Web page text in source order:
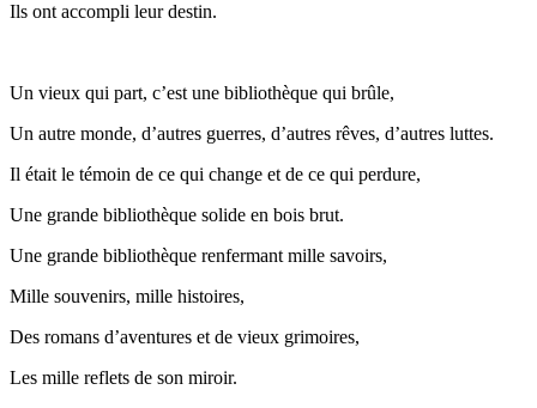
Ils ont accompli leur destin.
Un vieux qui part, c’est une bibliothèque qui brûle,
Un autre monde, d’autres guerres, d’autres rêves, d’autres luttes.
Il était le témoin de ce qui change et de ce qui perdure,
Une grande bibliothèque solide en bois brut.
Une grande bibliothèque renfermant mille savoirs,
Mille souvenirs, mille histoires,
Des romans d’aventures et de vieux grimoires,
Les mille reflets de son miroir.